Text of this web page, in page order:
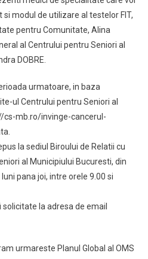
modul de utilizare al testelor FIT,
pentru Comunitate, Alina
al Centrului pentru Seniori al
DOBRE.
urmatoare, in baza
ul Centrului pentru Seniori al
cs-mb.ro/invinge-cancerul-
la sediul Biroului de Relatii cu
al Municipiului Bucuresti, din
pana joi, intre orele 9.00 si
la adresa de email
urmareste Planul Global al OMS